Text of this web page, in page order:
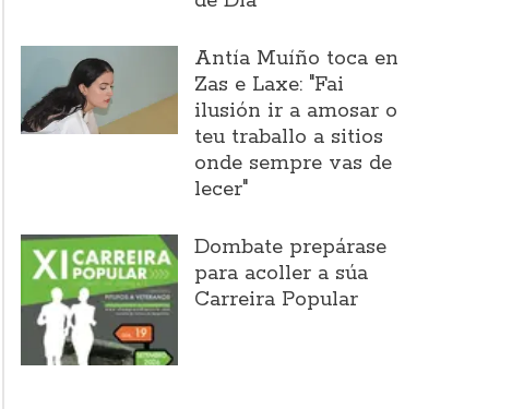
Antía Muíño toca en
Zas e Laxe: "Fai
ilusión ir a amosar o
teu traballo a sitios
onde sempre vas de
lecer"
Dombate prepárase
para acoller a súa
Carreira Popular